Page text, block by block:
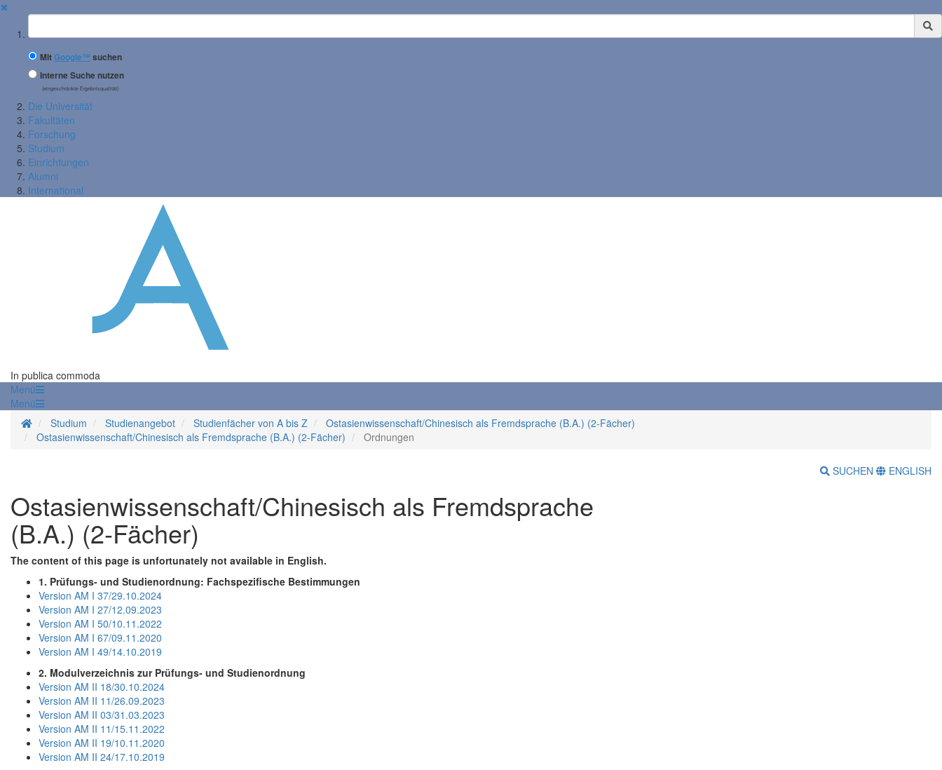
✖
Suchbegriff
MitGoogle™ suchen
Interne Suche nutzen
(eingeschränkte Ergebnisqualität)
Die Universität
Fakultäten
Forschung
Studium
Einrichtungen
Alumni
International
In publica commoda
Menü
Menü
Startseite
Studium Studienangebot Studienfächer von A bis Z
Ostasienwissenschaft/Chinesisch als Fremdsprache (B.A.) (2-Fächer)
Ostasienwissenschaft/Chinesisch als Fremdsprache (B.A.) (2-Fächer)
Ordnungen
SUCHEN ENGLISH
Ostasienwissenschaft/Chinesisch als Fremdsprache
(B.A.) (2-Fächer)
The content of this page is unfortunately not available in English.
1. Prüfungs- und Studienordnung: Fachspezifische Bestimmungen
Version AM I 37/29.10.2024
Version AM I 27/12.09.2023
Version AM I 50/10.11.2022
Version AM I 67/09.11.2020
Version AM I 49/14.10.2019
2. Modulverzeichnis zur Prüfungs- und Studienordnung
Version AM II 18/30.10.2024
Version AM II 11/26.09.2023
Version AM II 03/31.03.2023
Version AM II 11/15.11.2022
Version AM II 19/10.11.2020
Version AM II 24/17.10.2019